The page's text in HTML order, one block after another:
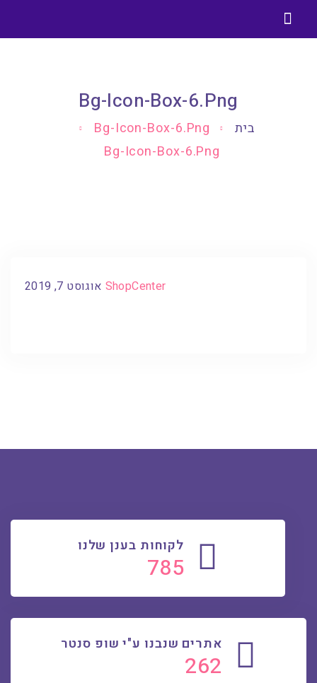
Bg-Icon-Box-6.png
בית
Bg-Icon-Box-6.png
Bg-Icon-Box-6.png
ShopCenter אוגוסט 7, 2019
לקוחות בענן שלנו
810
אתרים שנבנו ע"י שופ סנטר
270